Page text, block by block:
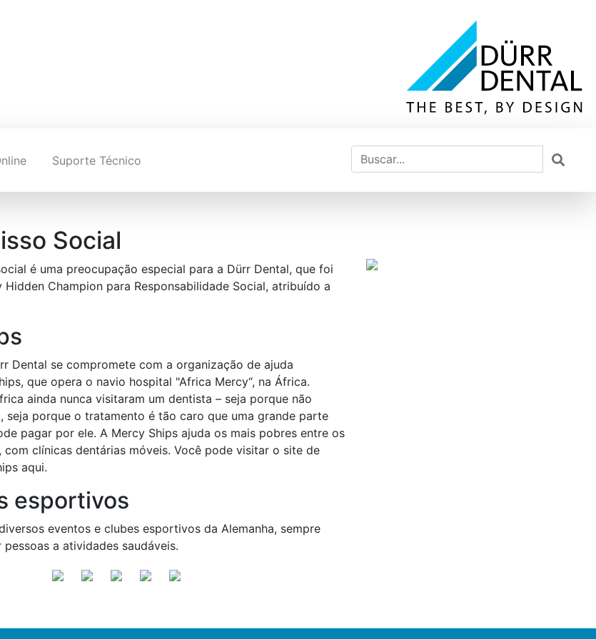
Suporte Técnico
Social
é uma preocupação especial para a Dürr Dental, que foi
Champion para Responsabilidade Social, atribuído a
Dental se compromete com a organização de ajuda
que opera o navio hospital "Africa Mercy“, na África.
ainda nunca visitaram um dentista – seja porque não
seja porque o tratamento é tão caro que uma grande parte
pagar por ele. A Mercy Ships ajuda os mais pobres entre os
com clínicas dentárias móveis. Você pode visitar o site de
aqui.
esportivos
eventos e clubes esportivos da Alemanha, sempre
a atividades saudáveis.